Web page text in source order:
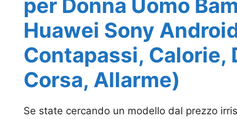
per Donna Uomo
Huawei Sony
Contapassi, Calorie,
Corsa, Allarme)
Se state cercando un modello dal prezzo